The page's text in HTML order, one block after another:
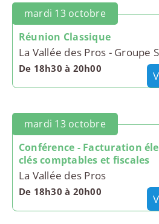
mardi 13 octobre
Réunion Classique
La Vallée des Pros - Groupe
De 18h30 à 20h00
mardi 13 octobre
Conférence - Facturation
clés comptables et fiscales
La Vallée des Pros
De 18h30 à 20h00